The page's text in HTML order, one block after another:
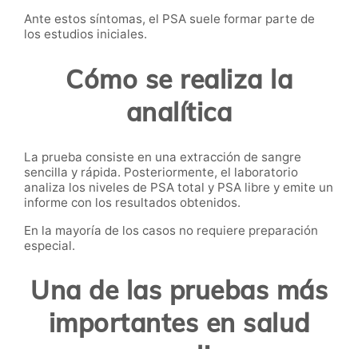
Ante estos síntomas, el PSA suele formar parte de
los estudios iniciales.
Cómo se realiza la
analítica
La prueba consiste en una extracción de sangre
sencilla y rápida. Posteriormente, el laboratorio
analiza los niveles de PSA total y PSA libre y emite un
informe con los resultados obtenidos.
En la mayoría de los casos no requiere preparación
especial.
Una de las pruebas más
importantes en salud